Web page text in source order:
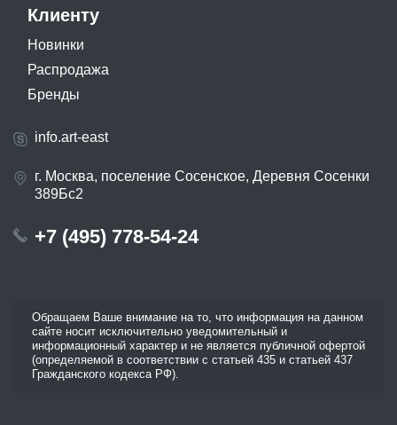
Клиенту
Новинки
Распродажа
Бренды
info.art-east
г. Москва, поселение Сосенское, Деревня Сосенки
389Бс2
+7 (495) 778-54-24
Обращаем Ваше внимание на то, что информация на данном
сайте носит исключительно уведомительный и
информационный характер и не является публичной офертой
(определяемой в соответствии с статьей 435 и статьей 437
Гражданского кодекса РФ).